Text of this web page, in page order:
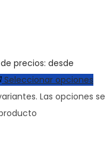
precios: desde
Seleccionar opciones
Las opciones se